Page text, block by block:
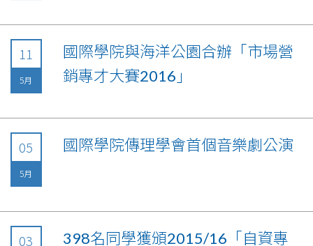
11
5月
國際學院與海洋公園合辦「市場營
銷專才大賽2016」
05
5月
國際學院傳理學會首個音樂劇公演
03
398名同學獲頒2015/16「自資專